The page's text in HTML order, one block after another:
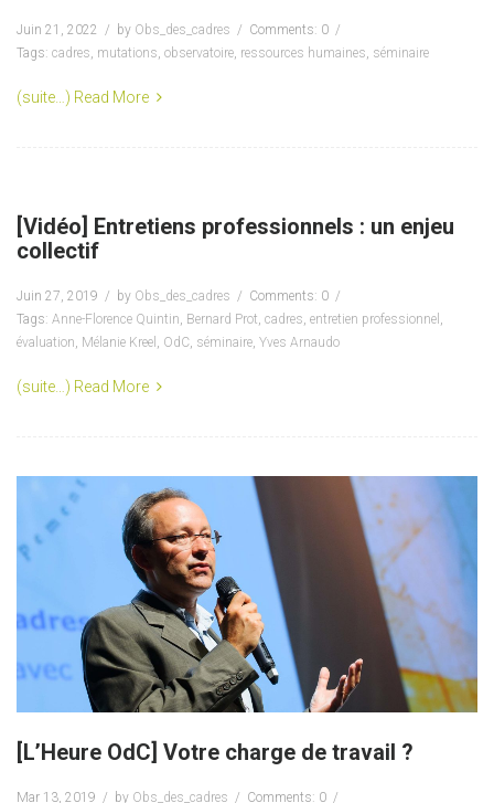
Juin 21, 2022 by Obs_des_cadres
Comments: 0
Tags: cadres mutations observatoire ressources humaines séminaire
(suite…) Read More
[Vidéo] Entretiens professionnels : un enjeu
collectif
Juin 27, 2019 by Obs_des_cadres
Comments: 0
Tags: Anne-Florence Quintin Bernard Prot cadres entretien professionnel
évaluation Mélanie Kreel OdC séminaire Yves Arnaudo
(suite…) Read More
[L’Heure OdC] Votre charge de travail ?
Mar 13, 2019 by Obs_des_cadres Comments: 0